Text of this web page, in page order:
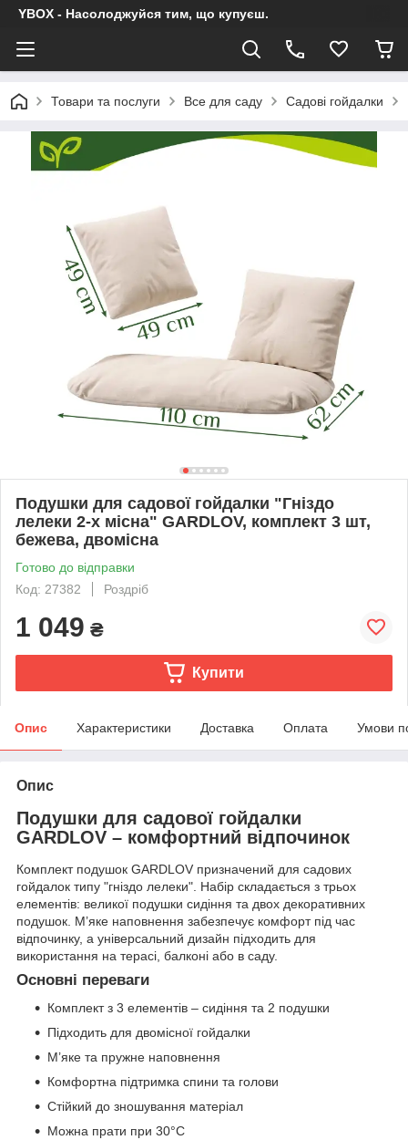
YBOX - Насолоджуйся тим, що купуєш.
Товари та послуги Все для саду Садові гойдалки
Подушки для садової гойдалки "Гніздо
лелеки 2-х місна" GARDLOV, комплект 3 шт,
бежева, двомісна
Готово до відправки
Код: 27382
Роздріб
1 049 ₴
Купити
Опис Характеристики Доставка Оплата Умови
Опис
Подушки для садової гойдалки
GARDLOV – комфортний відпочинок
Комплект подушок GARDLOV призначений для садових
гойдалок типу "гніздо лелеки". Набір складається з трьох
елементів: великої подушки сидіння та двох декоративних
подушок. М’яке наповнення забезпечує комфорт під час
відпочинку, а універсальний дизайн підходить для
використання на терасі, балконі або в саду.
Основні переваги
Комплект з 3 елементів – сидіння та 2 подушки
Підходить для двомісної гойдалки
М’яке та пружне наповнення
Комфортна підтримка спини та голови
Стійкий до зношування матеріал
Можна прати при 30°C